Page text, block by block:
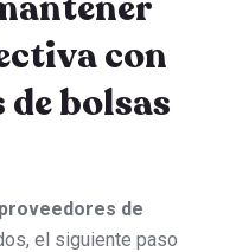
con
de bolsas
proveedores de
el siguiente paso